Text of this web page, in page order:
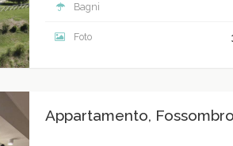
Bagni
Foto
Appartamento,